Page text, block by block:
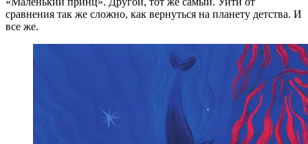
сравнения так же сложно, как вернуться на планету детства. И
все же.